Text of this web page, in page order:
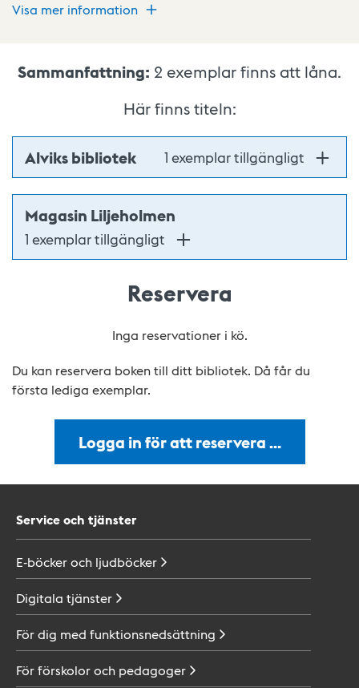
Visa mer information
Sammanfattning: 2 exemplar finns att låna.
Här finns titeln:
Alviks bibliotek 1 exemplar tillgängligt
Magasin Liljeholmen
1 exemplar tillgängligt
Reservera
Inga reservationer i kö.
Du kan reservera boken till ditt bibliotek. Då får du
första lediga exemplar.
Logga in för att reservera …
Service och tjänster
E-böcker och ljudböcker
Digitala tjänster
För dig med funktionsnedsättning
För förskolor och pedagoger